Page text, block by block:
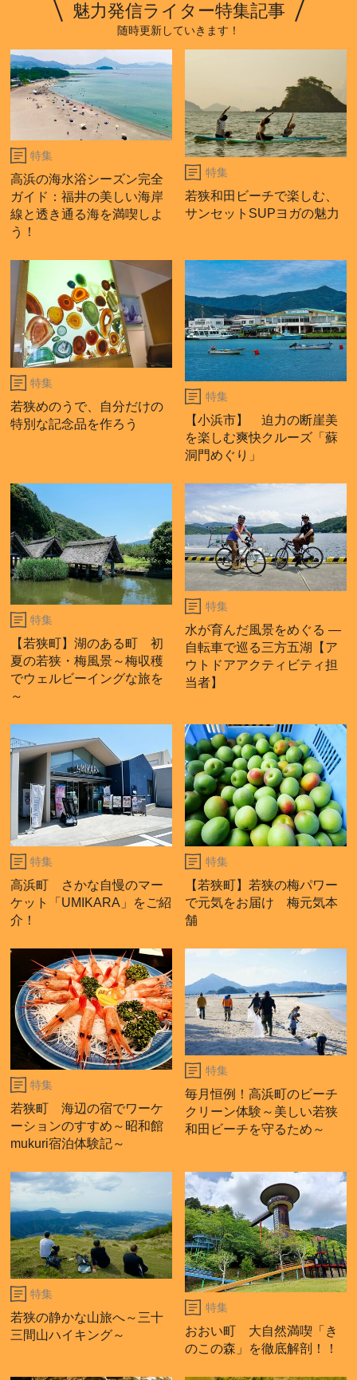
魅力発信ライター特集記事
随時更新していきます！
特集
高浜の海水浴シーズン完全
ガイド：福井の美しい海岸
線と透き通る海を満喫しよ
う！
特集
若狭和田ビーチで楽しむ、
サンセットSUPヨガの魅力
特集
若狭めのうで、自分だけの
特別な記念品を作ろう
特集
【小浜市】 迫力の断崖美
を楽しむ爽快クルーズ「蘇
洞門めぐり」
特集
【若狭町】湖のある町 初
夏の若狭・梅風景～梅収穫
でウェルビーイングな旅を
～
特集
水が育んだ風景をめぐる ―
自転車で巡る三方五湖【ア
ウトドアアクティビティ担
当者】
特集
高浜町 さかな自慢のマー
ケット「UMIKARA」をご紹
介！
特集
【若狭町】若狭の梅パワー
で元気をお届け 梅元気本
舗
特集
若狭町 海辺の宿でワーケ
ーションのすすめ～昭和館
mukuri宿泊体験記～
特集
毎月恒例！高浜町のビーチ
クリーン体験～美しい若狭
和田ビーチを守るため～
特集
若狭の静かな山旅へ～三十
三間山ハイキング～
特集
おおい町 大自然満喫「き
のこの森」を徹底解剖！！